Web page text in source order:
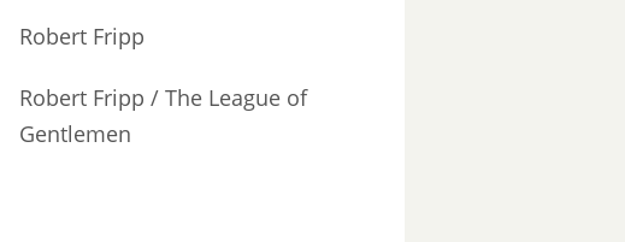
Robert Fripp
Robert Fripp / The League of
Gentlemen